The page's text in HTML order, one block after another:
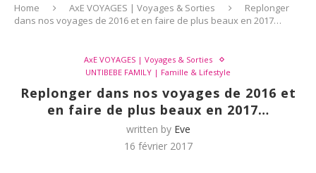
Home AxE VOYAGES | Voyages & Sorties
Replonger
dans nos voyages de 2016 et en faire de plus beaux en 2017…
AxE VOYAGES | Voyages & Sorties
UNTIBEBE FAMILY | Famille & Lifestyle
Replonger dans nos voyages de 2016 et
en faire de plus beaux en 2017…
written by Eve
16 février 2017